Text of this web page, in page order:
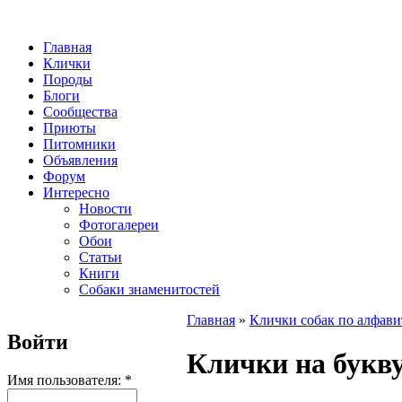
Главная
Клички
Породы
Блоги
Сообщества
Приюты
Питомники
Объявления
Форум
Интересно
Новости
Фотогалереи
Обои
Статьи
Книги
Собаки знаменитостей
Войти
Имя пользователя: *
Главная » Клички собак по
Клички на